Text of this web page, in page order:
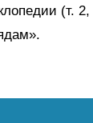
(т. 2,